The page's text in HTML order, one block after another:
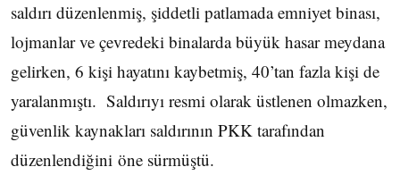
saldırı düzenlenmiş, şiddetli patlamada emniyet binası,
lojmanlar ve çevredeki binalarda büyük hasar meydana
gelirken, 6 kişi hayatını kaybetmiş, 40’tan fazla kişi de
yaralanmıştı. Saldırıyı resmi olarak üstlenen olmazken,
güvenlik kaynakları saldırının PKK tarafından
düzenlendiğini öne sürmüştü.